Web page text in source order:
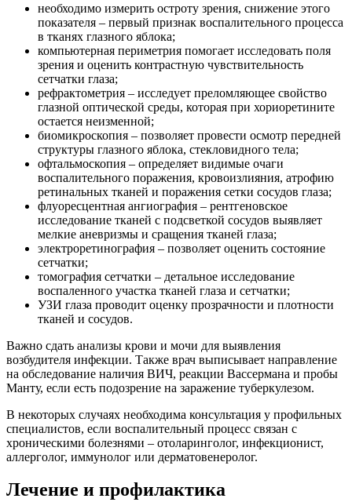
необходимо измерить остроту зрения, снижение этого
показателя – первый признак воспалительного процесса
в тканях глазного яблока;
компьютерная периметрия помогает исследовать поля
зрения и оценить контрастную чувствительность
сетчатки глаза;
рефрактометрия – исследует преломляющее свойство
глазной оптической среды, которая при хориоретините
остается неизменной;
биомикроскопия – позволяет провести осмотр передней
структуры глазного яблока, стекловидного тела;
офтальмоскопия – определяет видимые очаги
воспалительного поражения, кровоизлияния, атрофию
ретинальных тканей и поражения сетки сосудов глаза;
флуоресцентная ангиография – рентгеновское
исследование тканей с подсветкой сосудов выявляет
мелкие аневризмы и сращения тканей глаза;
электроретинография – позволяет оценить состояние
сетчатки;
томография сетчатки – детальное исследование
воспаленного участка тканей глаза и сетчатки;
УЗИ глаза проводит оценку прозрачности и плотности
тканей и сосудов.
Важно сдать анализы крови и мочи для выявления
возбудителя инфекции. Также врач выписывает направление
на обследование наличия ВИЧ, реакции Вассермана и пробы
Манту, если есть подозрение на заражение туберкулезом.
В некоторых случаях необходима консультация у профильных
специалистов, если воспалительный процесс связан с
хроническими болезнями – отоларинголог, инфекционист,
аллерголог, иммунолог или дерматовенеролог.
Лечение и профилактика